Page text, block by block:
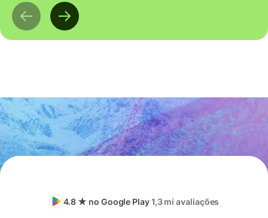
4.8 ★ no Google Play1,3 mi avaliações